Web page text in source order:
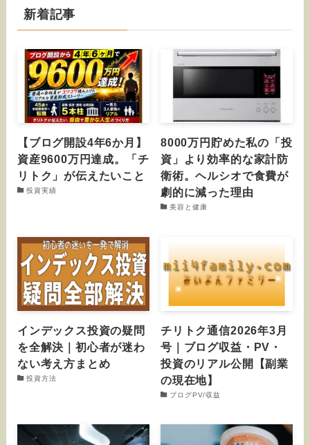
新着記事
【ブログ開設4年6か月】
資産9600万円達成。「チ
リトク」が伝えたいこと
投資実績
8000万円貯めた私の「投
資」より効率的な家計防
衛術。ヘルシオで食費が
劇的に減った理由
美容と健康
インデックス投資の疑問
を全解決｜初心者が迷わ
ない考え方まとめ
投資方法
チリトク通信2026年3月
号｜ブログ収益・PV・
投資のリアル公開【副業
の現在地】
ブログPV/収益